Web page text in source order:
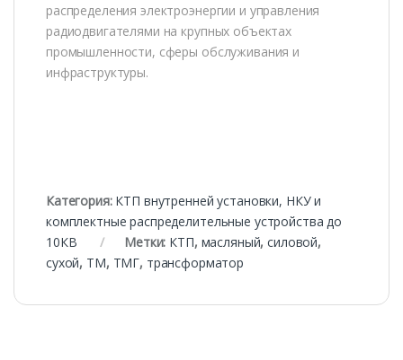
распределения электроэнергии и управления
радиодвигателями на крупных объектах
промышленности, сферы обслуживания и
инфраструктуры.
Категория: КТП внутренней установки, НКУ и
комплектные распределительные устройства до
10КВ
Метки: КТП, масляный,силовой,
сухой, ТМ, ТМГ, трансформатор